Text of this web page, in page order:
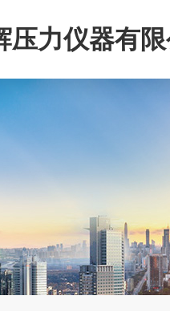
压力仪器有